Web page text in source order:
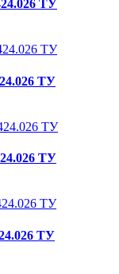
ТУ
ТУ
ТУ
ТУ